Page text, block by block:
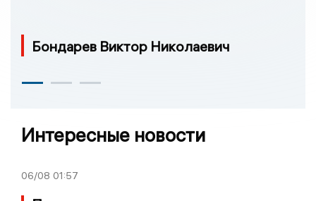
Бондарев Виктор Николаевич
Интересные новости
06/08 01:57